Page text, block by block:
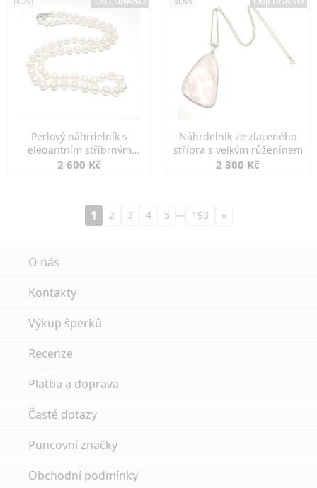
Perlový náhrdelník s
elegantním stříbrným
zapínáním
2 600 Kč
Náhrdelník ze zlaceného
stříbra s velkým růženínem
2 300 Kč
1 2 3 4 5 … 193 »
O nás
Kontakty
Výkup šperků
Recenze
Platba a doprava
Časté dotazy
Puncovní značky
Obchodní podmínky